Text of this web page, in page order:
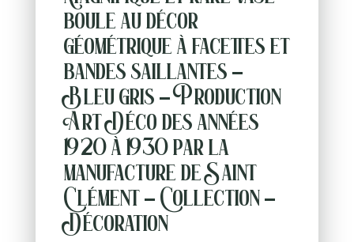
boule au décor
géométrique à facettes et
bandes saillantes –
Bleu gris – Production
Art Déco des années
1920 à 1930 par la
manufacture de Saint
Clément – Collection –
Décoration